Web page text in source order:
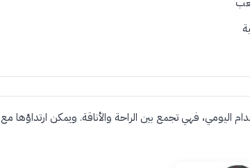
اليومي، فهي تجمع بين الراحة والأناقة. ويمكن ارتداؤها مع